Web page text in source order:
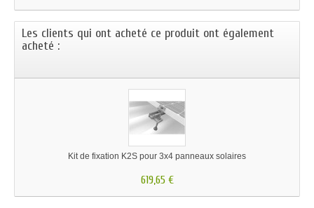
Les clients qui ont acheté ce produit ont également
acheté :
Kit de fixation K2S pour 3x4 panneaux solaires
619,65 €